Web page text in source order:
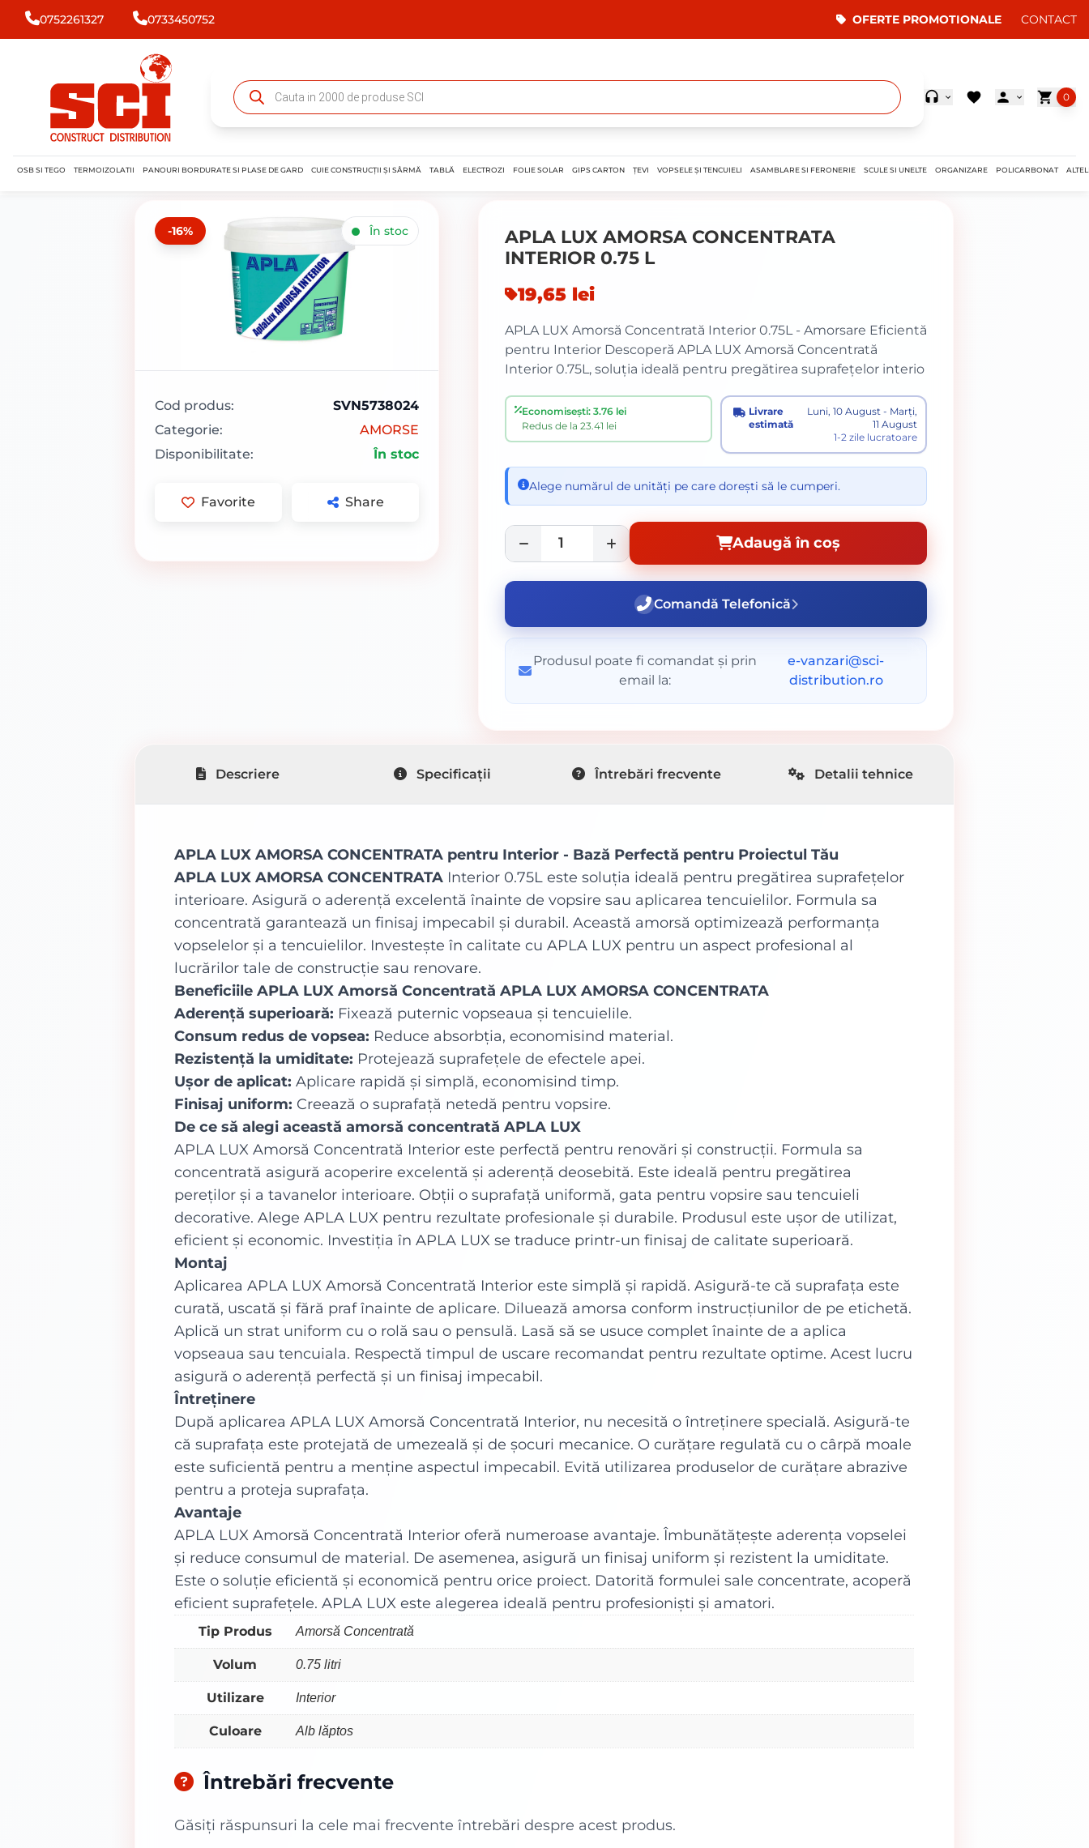
0752261327 0733450752 OFERTE PROMOTIONALE CONTACT
0
OSB SI TEGO TERMOIZOLATII PANOURI BORDURATE SI PLASE DE GARD CUIE CONSTRUCȚII ȘI SÂRMĂ TABLĂ ELECTROZI FOLIE SOLAR GIPS CARTON ȚEVI VOPSELE ȘI TENCUIELI ASAMBLARE SI FERONERIE SCULE SI UNELTE ORGANIZARE POLICARBONAT
-16% În stoc
Cod produs:
SVN5738024
Categorie:
AMORSE
Disponibilitate:
În stoc
Favorite Share
APLA LUX AMORSA CONCENTRATA
INTERIOR 0.75 L
19,65 lei
APLA LUX Amorsă Concentrată Interior 0.75L - Amorsare Eficientă
pentru Interior Descoperă APLA LUX Amorsă Concentrată
Interior 0.75L, soluția ideală pentru pregătirea suprafețelor interio
Economisești: 3.76 lei
Redus de la 23.41 lei
Livrare
estimată
Luni, 10 August - Marți,
11 August
1-2 zile lucratoare
Alege numărul de unități pe care dorești să le cumperi.
Adaugă în coș
Comandă Telefonică
Produsul poate fi comandat și prin
email la:
e-vanzari@sci-
distribution.ro
Descriere Specificații Întrebări frecvente Detalii tehnice
APLA LUX AMORSA CONCENTRATA pentru Interior - Bază Perfectă pentru Proiectul Tău
APLA LUX AMORSA CONCENTRATA Interior 0.75L este soluția ideală pentru pregătirea suprafețelor
interioare. Asigură o aderență excelentă înainte de vopsire sau aplicarea tencuielilor. Formula sa
concentrată garantează un finisaj impecabil și durabil. Această amorsă optimizează performanța
vopselelor și a tencuielilor. Investește în calitate cu APLA LUX pentru un aspect profesional al
lucrărilor tale de construcție sau renovare.
Beneficiile APLA LUX Amorsă Concentrată APLA LUX AMORSA CONCENTRATA
Aderență superioară: Fixează puternic vopseaua și tencuielile.
Consum redus de vopsea: Reduce absorbția, economisind material.
Rezistență la umiditate: Protejează suprafețele de efectele apei.
Ușor de aplicat: Aplicare rapidă și simplă, economisind timp.
Finisaj uniform: Creează o suprafață netedă pentru vopsire.
De ce să alegi această amorsă concentrată APLA LUX
APLA LUX Amorsă Concentrată Interior este perfectă pentru renovări și construcții. Formula sa
concentrată asigură acoperire excelentă și aderență deosebită. Este ideală pentru pregătirea
pereților și a tavanelor interioare. Obții o suprafață uniformă, gata pentru vopsire sau tencuieli
decorative. Alege APLA LUX pentru rezultate profesionale și durabile. Produsul este ușor de utilizat,
eficient și economic. Investiția în APLA LUX se traduce printr-un finisaj de calitate superioară.
Montaj
Aplicarea APLA LUX Amorsă Concentrată Interior este simplă și rapidă. Asigură-te că suprafața este
curată, uscată și fără praf înainte de aplicare. Diluează amorsa conform instrucțiunilor de pe etichetă.
Aplică un strat uniform cu o rolă sau o pensulă. Lasă să se usuce complet înainte de a aplica
vopseaua sau tencuiala. Respectă timpul de uscare recomandat pentru rezultate optime. Acest lucru
asigură o aderență perfectă și un finisaj impecabil.
Întreținere
După aplicarea APLA LUX Amorsă Concentrată Interior, nu necesită o întreținere specială. Asigură-te
că suprafața este protejată de umezeală și de șocuri mecanice. O curățare regulată cu o cârpă moale
este suficientă pentru a menține aspectul impecabil. Evită utilizarea produselor de curățare abrazive
pentru a proteja suprafața.
Avantaje
APLA LUX Amorsă Concentrată Interior oferă numeroase avantaje. Îmbunătățește aderența vopselei
și reduce consumul de material. De asemenea, asigură un finisaj uniform și rezistent la umiditate.
Este o soluție eficientă și economică pentru orice proiect. Datorită formulei sale concentrate, acoperă
eficient suprafețele. APLA LUX este alegerea ideală pentru profesioniști și amatori.
Tip Produs Amorsă Concentrată
Volum 0.75 litri
Utilizare Interior
Culoare Alb lăptos
Întrebări frecvente
Găsiți răspunsuri la cele mai frecvente întrebări despre acest produs.